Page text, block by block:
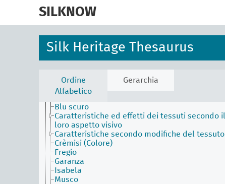
SILKNOW
Silk Heritage Thesaurus
Ordine
Alfabetico
Gerarchia
Activities Facet (en)
Agents Facet (en)
Associated Concepts Facet (en)
Materials Facet (en)
Objects Facet (en)
Physical Attributes Facet (en)
Area ornamentale
Azzurro Imperiale
Blu di Prussia
Blu scuro
Caratteristiche ed effetti dei tessuti secondo il
loro aspetto visivo
Caratteristiche secondo modifiche del tessuto
Crèmisi (Colore)
Fregio
Garanza
Isabela
Musco